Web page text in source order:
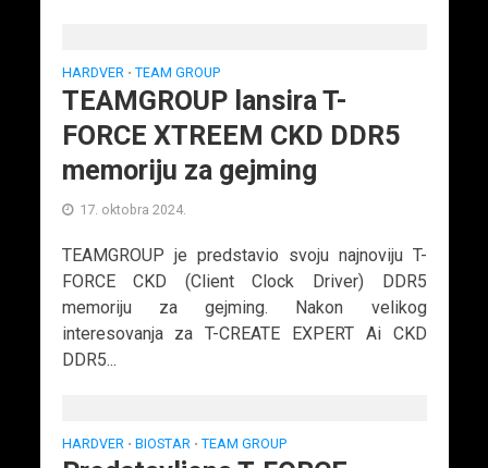
HARDVER • TEAM GROUP
TEAMGROUP lansira T-
FORCE XTREEM CKD DDR5
memoriju za gejming
17. oktobra 2024.
TEAMGROUP je predstavio svoju najnoviju T-
FORCE CKD (Client Clock Driver) DDR5
memoriju za gejming. Nakon velikog
interesovanja za T-CREATE EXPERT Ai CKD
DDR5...
HARDVER • BIOSTAR • TEAM GROUP